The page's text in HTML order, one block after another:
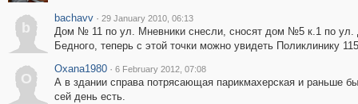
b
bachavv · 29 January 2010, 06:13
Дом № 11 по ул. Мневники снесли, сносят дом №5 к.1 по ул.
Бедного, теперь с этой точки можно увидеть Поликлинику
O
Oxana1980 · 6 February 2012, 07:08
А в здании справа потрясающая парикмахерская и раньше
сей день есть.